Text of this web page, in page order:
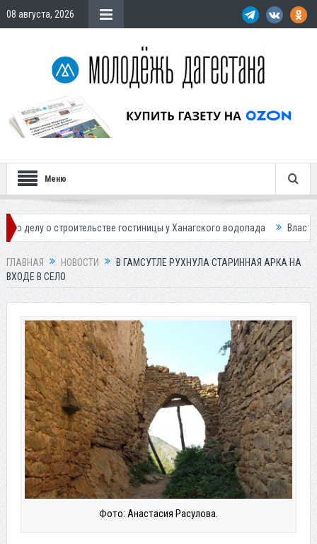
08 августа, 2026
Меню
гостиницы у Ханагского водопада Власти Махачкалы
ГЛАВНАЯ НОВОСТИ
В ГАМСУТЛЕ РУХНУЛА СТАРИННАЯ АРКА НА
ВХОДЕ В СЕЛО
Фото: Анастасия Расулова.